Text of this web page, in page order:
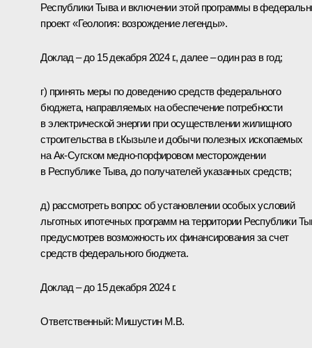
Республики Тыва и включении этой программы в
проект «Геология: возрождение легенды».
Доклад – до 15 декабря 2024 г., далее – один раз в год;
г) принять меры по доведению средств федерального
бюджета, направляемых на обеспечение потребности
в электрической энергии при осуществлении жилищного
строительства в г.Кызыле и добычи полезных ископаемых
на Ак-Сугском медно-порфировом месторождении
в Республике Тыва, до получателей указанных средств;
д) рассмотреть вопрос об установлении особых условий
льготных ипотечных программ на территории Республики
предусмотрев возможность их финансирования за счет
средств федерального бюджета.
Доклад – до 15 декабря 2024 г.
Ответственный: Мишустин М.В.